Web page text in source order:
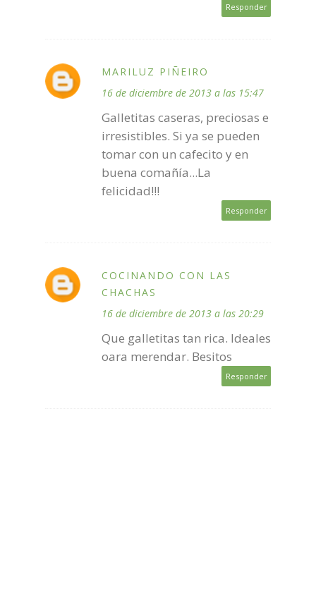
Responder
MARILUZ PIÑEIRO
16 de diciembre de 2013 a las 15:47
Galletitas caseras, preciosas e
irresistibles. Si ya se pueden
tomar con un cafecito y en
buena comañía...La
felicidad!!!
Responder
COCINANDO CON LAS
CHACHAS
16 de diciembre de 2013 a las 20:29
Que galletitas tan rica. Ideales
oara merendar. Besitos
Responder